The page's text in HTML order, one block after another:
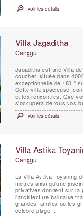
Voir les détails
Villa Jagaditha
Canggu
Jagaditha est une Villa
coucher, située dans
exceptionnelle de 180 °
Cette villa spacieuse,
et les rencontres. Que
s'occupera de tous vos
Voir les détails
Villa Astika
Canggu
La Villa Astika Toyaning
mètres ainsi qu'une
privatives donnent sur la
l'architecture balinaise
grandes familles ou les
célèbre plage...